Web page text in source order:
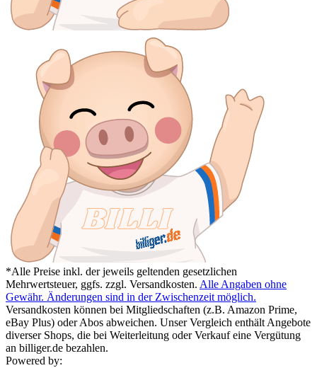
*Alle Preise inkl. der jeweils geltenden gesetzlichen
Mehrwertsteuer, ggfs. zzgl. Versandkosten. Alle Angaben ohne
Gewähr. Änderungen sind in der Zwischenzeit möglich.
Versandkosten können bei Mitgliedschaften (z.B. Amazon Prime,
eBay Plus) oder Abos abweichen. Unser Vergleich enthält Angebote
diverser Shops, die bei Weiterleitung oder Verkauf eine Vergütung
an billiger.de bezahlen.
Powered by: